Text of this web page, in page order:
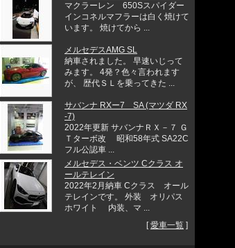
マクラーレン 650Sスパイダー
インコネルマフラーは白く焼けて
います。 焼けてから ...
メルセデスAMG SL
納車されました。 早速いじって
みます。 4発？色々言われます
が、 歴代ＳＬを乗ってきた ...
サバンナ RXー7 SA (マツダ RX
-7)
2022年更新 サバンナＲＸ－７ Ｇ
Ｔターボ改 昭和58年式 SA22C
フル公認車 ...
メルセデス・ベンツ Cクラス オ
ールテレイン
2022年2月納車 Cクラス オール
テレインです。 外装 オリパス
ホワイト 内装、マ ...
[愛車一覧 ]